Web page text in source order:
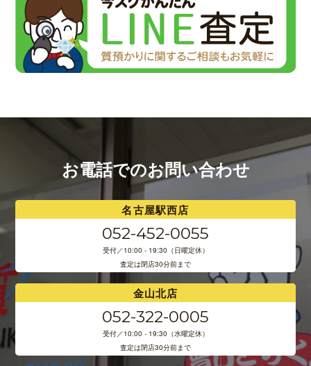
お電話でのお問い合わせ
名古屋駅西店
052-452-0055
受付／10:00 - 19:30（日曜定休）
査定は閉店30分前まで
金山北店
052-322-0005
受付／10:00 - 19:30（水曜定休）
査定は閉店30分前まで